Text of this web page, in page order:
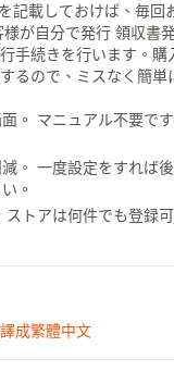
記載しておけば、毎回
が自分で発行 領収書
手続きを行います。購
るので、ミスなく簡単
。 マニュアル不要で
。 一度設定をすれば
。
トアは何件でも登録可
成繁體中文